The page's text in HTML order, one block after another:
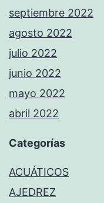
septiembre 2022
agosto 2022
julio 2022
junio 2022
mayo 2022
abril 2022
Categorías
ACUÁTICOS
AJEDREZ